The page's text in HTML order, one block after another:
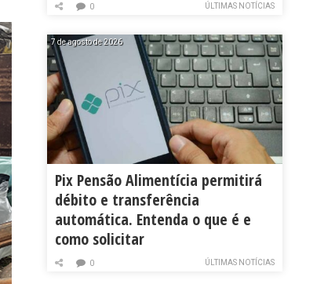
ÚLTIMAS NOTÍCIAS
0
7 de agosto de 2026
Pix Pensão Alimentícia permitirá
débito e transferência
automática. Entenda o que é e
como solicitar
ÚLTIMAS NOTÍCIAS
0